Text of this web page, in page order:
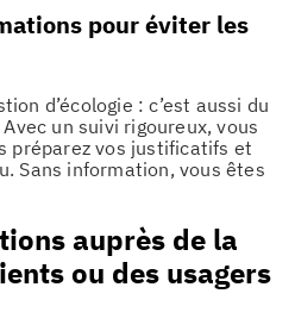
pour éviter les
d’écologie : c’est aussi du
un suivi rigoureux, vous
préparez vos justificatifs et
Sans information, vous êtes
auprès de la
ou des usagers